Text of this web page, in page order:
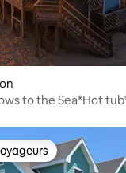
to the Sea*Hot
les plus